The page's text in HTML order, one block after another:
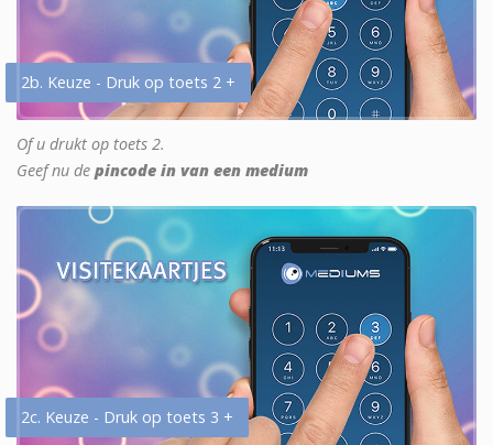
2b. Keuze - Druk op toets 2 +
Of u drukt op toets 2.
Geef nu de pincode in van een medium
2c. Keuze - Druk op toets 3 +